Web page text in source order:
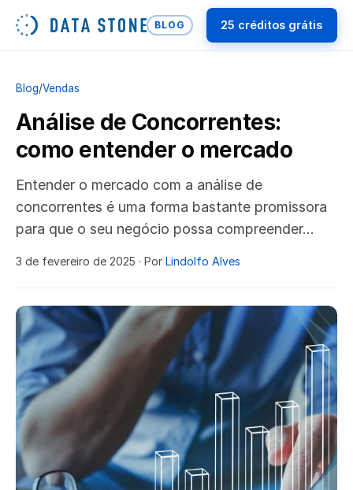
BLOG 25 créditos grátis
Blog/Vendas
Análise de Concorrentes:
como entender o mercado
Entender o mercado com a análise de
concorrentes é uma forma bastante promissora
para que o seu negócio possa compreender…
3 de fevereiro de 2025 · Por Lindolfo Alves